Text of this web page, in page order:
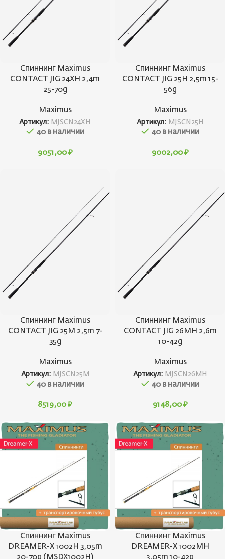
Спиннинг Maximus
CONTACT JIG 24XH 2,4m
25-70g
Maximus
Артикул: MJSCN24XH
40 в наличии
9051,00 ₽
Спиннинг Maximus
CONTACT JIG 25H 2,5m 15-
56g
Maximus
Артикул: MJSCN25H
40 в наличии
9002,00 ₽
Спиннинг Maximus
CONTACT JIG 25M 2,5m 7-
35g
Maximus
Артикул: MJSCN25M
40 в наличии
8519,00 ₽
Спиннинг Maximus
CONTACT JIG 26MH 2,6m
10-42g
Maximus
Артикул: MJSCN26MH
40 в наличии
9148,00 ₽
Спиннинг Maximus
DREAMER-X 1002H 3,05m
20-70g (MSDX1002H)
Спиннинг Maximus
DREAMER-X 1002MH
3,05m 10-42g